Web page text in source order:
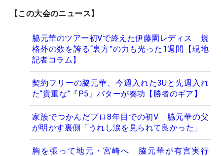
【この大会のニュース】
脇元華のツアー初Vで終えた伊藤園レディス 規
格外の数を誇る“裏方”の力も光った1週間【現地
記者コラム】
契約フリーの脇元華、今週入れた3Uと先週入れ
た“貴重な”『P5』パターが奏功【勝者のギア】
家族でつかんだプロ8年目での初V 脇元華の父
が明かす裏側「うれし涙を見られて良かった」
胸を張って地元・宮崎へ 脇元華が有言実行